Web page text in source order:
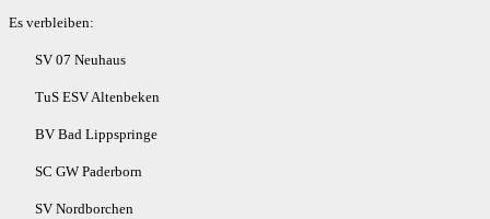
Es verbleiben:
SV 07 Neuhaus
TuS ESV Altenbeken
BV Bad Lippspringe
SC GW Paderborn
SV Nordborchen